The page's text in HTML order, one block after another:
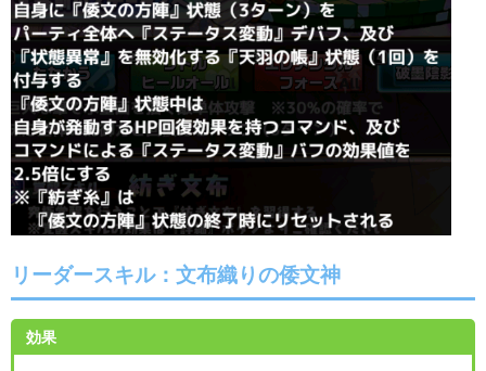
リーダースキル：文布織りの倭文神
効果